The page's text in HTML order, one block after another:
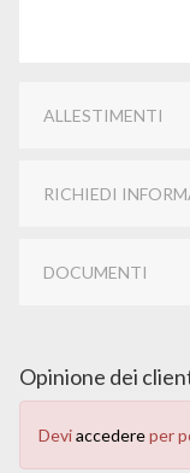
ALLESTIMENTI
RICHIEDI
DOCUMENTI
Opinione dei
Deviaccedereper